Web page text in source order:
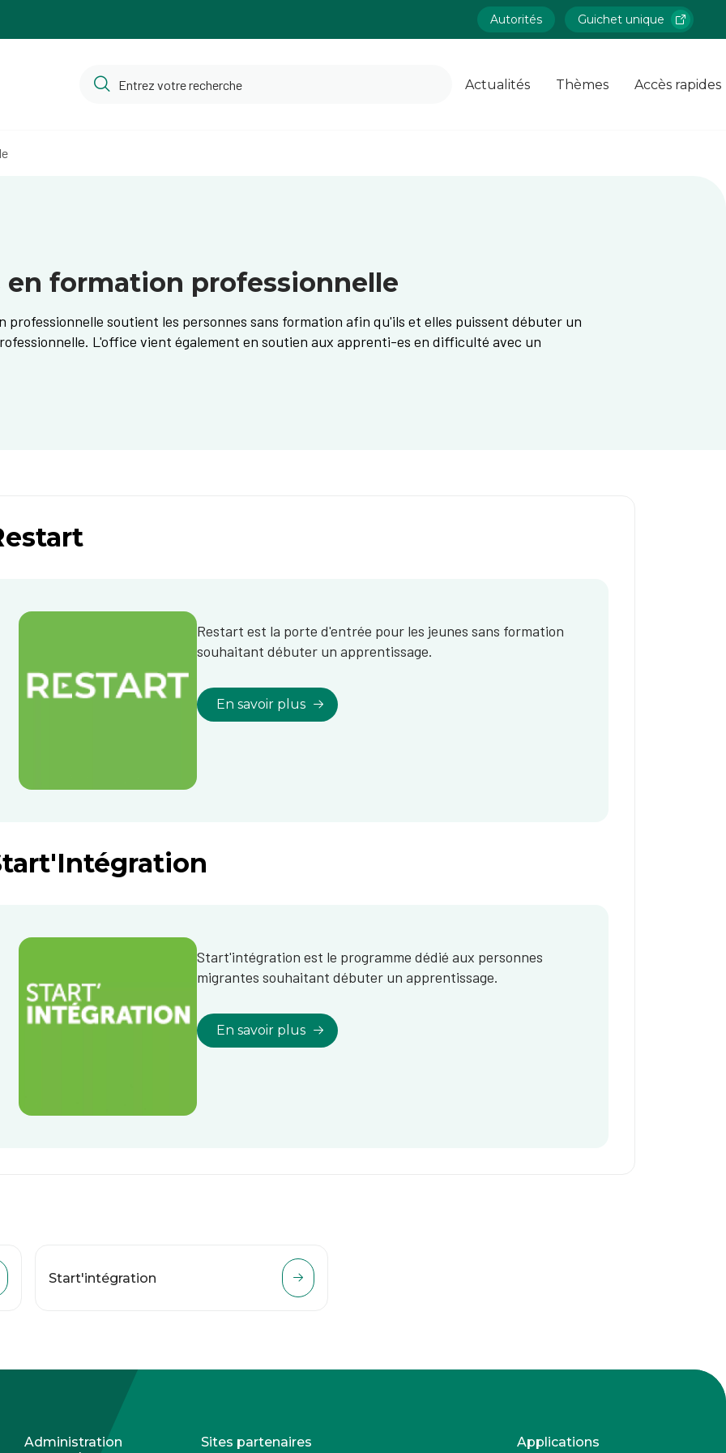
Autorités Guichet unique
Actualités Thèmes Accès rapides
formation professionnelle
professionnelle soutient les personnes sans formation afin qu'ils et elles puissent débuter un
L'office vient également en soutien aux apprenti-es en difficulté avec un
Restart est la porte d'entrée pour les jeunes sans formation
souhaitant débuter un apprentissage.
En savoir plus
Start'intégration est le programme dédié aux personnes
migrantes souhaitant débuter un apprentissage.
En savoir plus
Start'intégration
Administration
Sites partenaires Applications